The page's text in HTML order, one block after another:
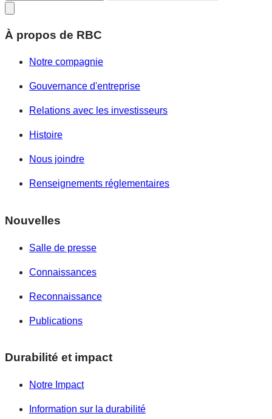
À propos de RBC
Notre compagnie
Gouvernance d'entreprise
Relations avec les investisseurs
Histoire
Nous joindre
Renseignements réglementaires
Nouvelles
Salle de presse
Connaissances
Reconnaissance
Publications
Durabilité et impact
Notre Impact
Information sur la durabilité